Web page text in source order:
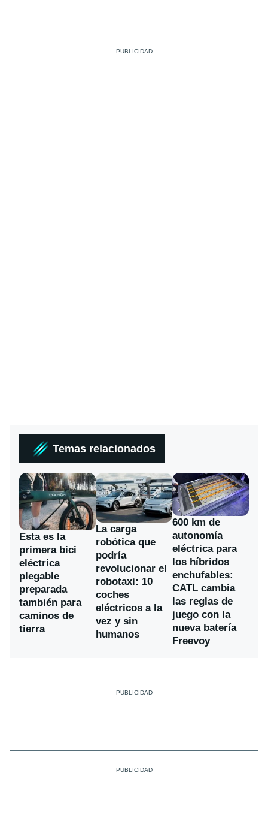
Temas relacionados
Esta es la
primera bici
eléctrica
plegable
preparada
también para
caminos de
tierra
La carga
robótica que
podría
revolucionar el
robotaxi: 10
coches
eléctricos a la
vez y sin
humanos
600 km de
autonomía
eléctrica para
los híbridos
enchufables:
CATL cambia
las reglas de
juego con la
nueva batería
Freevoy